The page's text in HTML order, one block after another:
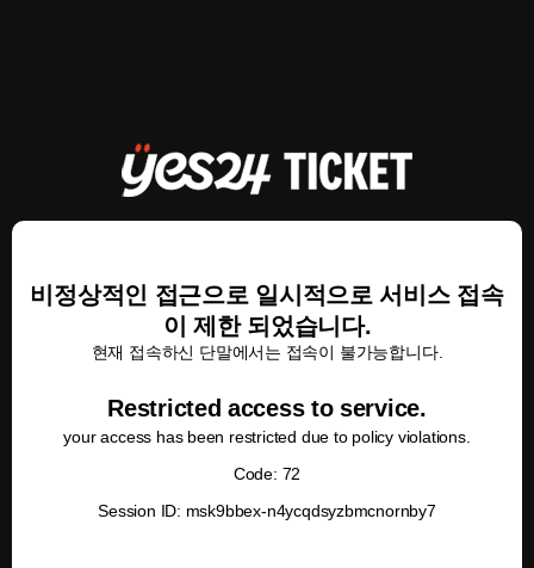
비정상적인 접근으로 일시적으로 서비스 접속
이 제한 되었습니다.
현재 접속하신 단말에서는 접속이 불가능합니다.
Restricted access to service.
your access has been restricted due to policy violations.
Code: 72
Session ID: msk9bbex-n4ycqdsyzbmcnornby7